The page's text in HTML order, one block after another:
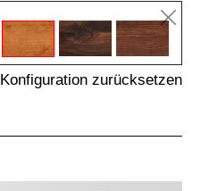
Konfiguration zurücksetzen